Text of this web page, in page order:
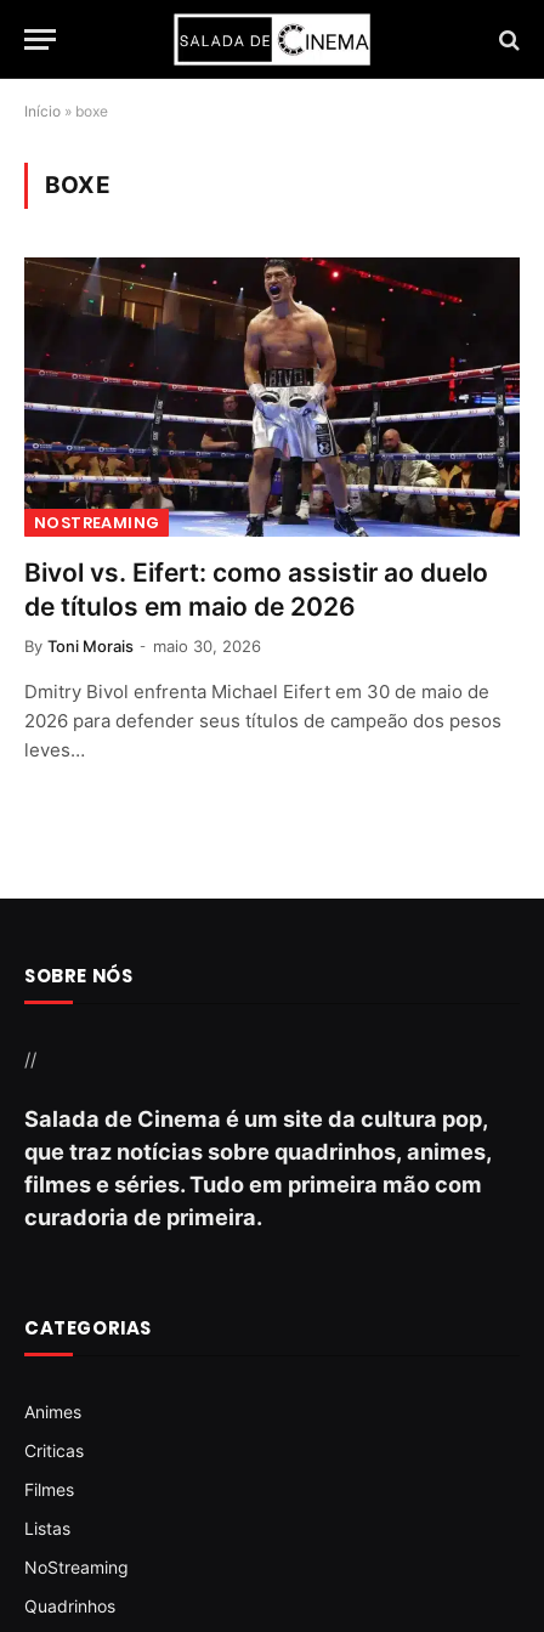
Início » boxe
BOXE
NOSTREAMING
Bivol vs. Eifert: como assistir ao duelo
de títulos em maio de 2026
By Toni Morais maio 30, 2026
Dmitry Bivol enfrenta Michael Eifert em 30 de maio de
2026 para defender seus títulos de campeão dos pesos
leves…
SOBRE NÓS
//
Salada de Cinema é um site da cultura pop,
que traz notícias sobre quadrinhos, animes,
filmes e séries. Tudo em primeira mão com
curadoria de primeira.
CATEGORIAS
Animes
Criticas
Filmes
Listas
NoStreaming
Quadrinhos